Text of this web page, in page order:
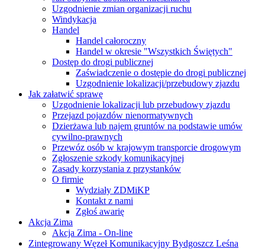
Uzgodnienie zmian organizacji ruchu
Windykacja
Handel
Handel całoroczny
Handel w okresie "Wszystkich Świętych"
Dostęp do drogi publicznej
Zaświadczenie o dostępie do drogi publicznej
Uzgodnienie lokalizacji/przebudowy zjazdu
Jak załatwić sprawę
Uzgodnienie lokalizacji lub przebudowy zjazdu
Przejazd pojazdów nienormatywnych
Dzierżawa lub najem gruntów na podstawie umów
cywilno-prawnych
Przewóz osób w krajowym transporcie drogowym
Zgłoszenie szkody komunikacyjnej
Zasady korzystania z przystanków
O firmie
Wydziały ZDMiKP
Kontakt z nami
Zgłoś awarię
Akcja Zima
Akcja Zima - On-line
Zintegrowany Węzeł Komunikacyjny Bydgoszcz Leśna